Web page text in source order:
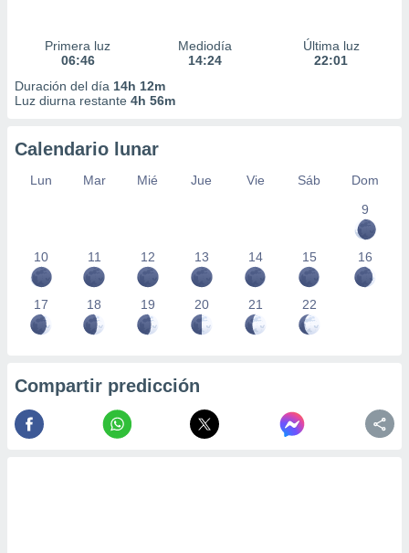
Primera luz
06:46
Mediodía
14:24
Última luz
22:01
Duración del día 14h 12m
Luz diurna restante 4h 56m
Calendario lunar
Lun Mar Mié Jue Vie Sáb
Dom
9
10 11 12 13 14 15 16
17 18 19 20 21 22
Compartir predicción